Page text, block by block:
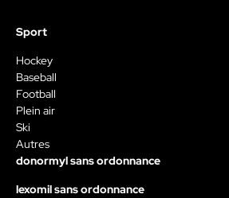
Sport
Hockey
Baseball
Football
Plein air
Ski
Autres
donormyl sans ordonnance
lexomil sans ordonnance